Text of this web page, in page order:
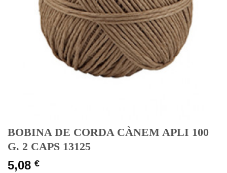
BOBINA DE CORDA CÀNEM APLI 100
G. 2 CAPS 13125
5,08 €